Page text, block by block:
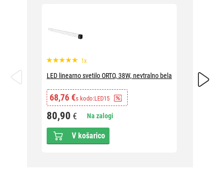
1x
LED linearno svetilo ORTO, 38W, nevtralno bela
68,76 €s kodo:LED15
80,90 € Na zalogi
V košarico